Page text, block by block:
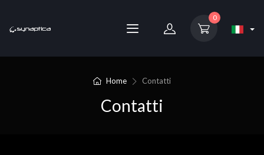
0
Home Contatti
Contatti